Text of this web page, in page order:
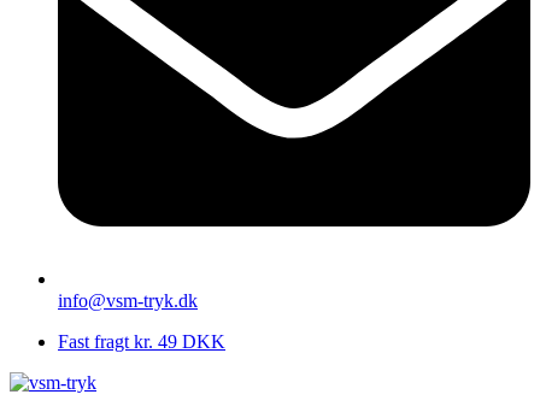
info@vsm-tryk.dk
Fast fragt kr. 49 DKK